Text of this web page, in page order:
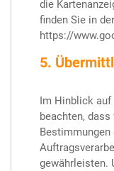
die
finden Sie in
https://
5.
Im Hinblick auf
beachten,
gewährleisten.